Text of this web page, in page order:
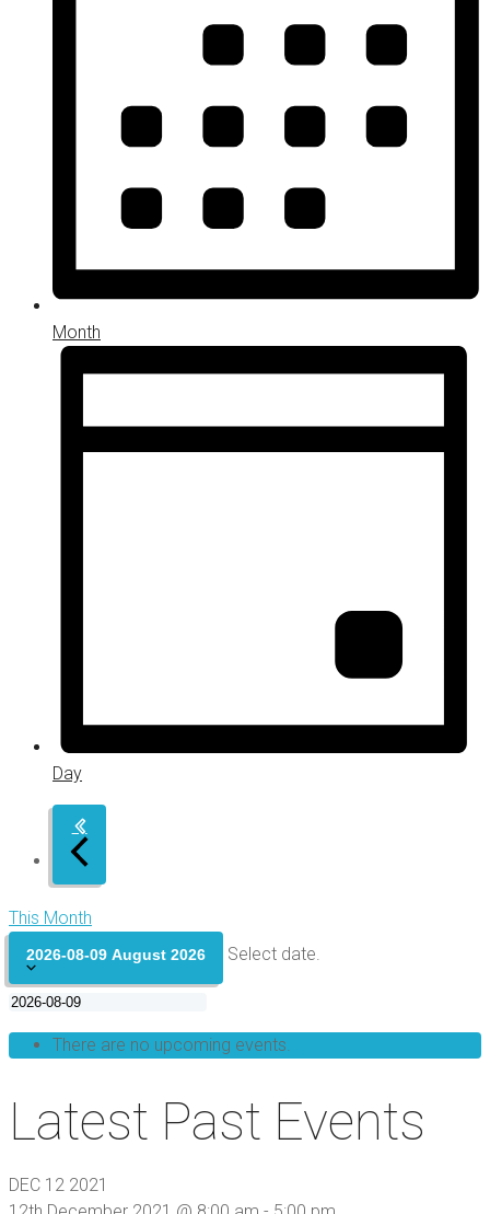
Month
Day
This Month
2026-08-09August 2026 Select date.
There are no upcoming events.
Latest Past Events
DEC 12 2021